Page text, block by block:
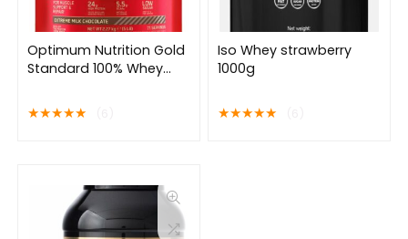
Optimum Nutrition Gold
Standard 100% Whey
Chocolate – Proteine
Poeder – Eiwitshake – 71
★★★★★
Iso Whey strawberry
1000g
★★★★★